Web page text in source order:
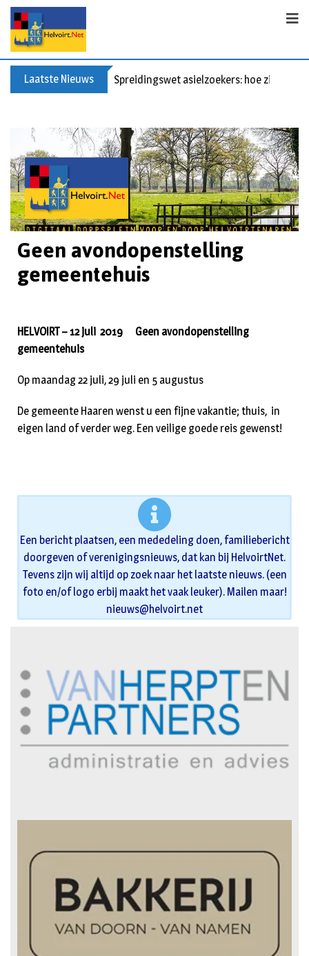
Laatste Nieuws Spreidingswet asielzoekers: hoe zit dat?
Geen avondopenstelling
gemeentehuis
HELVOIRT – 12 juli 2019
Geen avondopenstelling
gemeentehuis
Op maandag 22 juli, 29 juli en 5 augustus
De gemeente Haaren wenst u een fijne vakantie; thuis, in
eigen land of verder weg. Een veilige goede reis gewenst!
Een bericht plaatsen, een mededeling doen, familiebericht
doorgeven of verenigingsnieuws, dat kan bij HelvoirtNet.
Tevens zijn wij altijd op zoek naar het laatste nieuws. (een
foto en/of logo erbij maakt het vaak leuker). Mailen maar!
nieuws@helvoirt.net